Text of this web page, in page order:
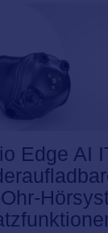
Edge AI